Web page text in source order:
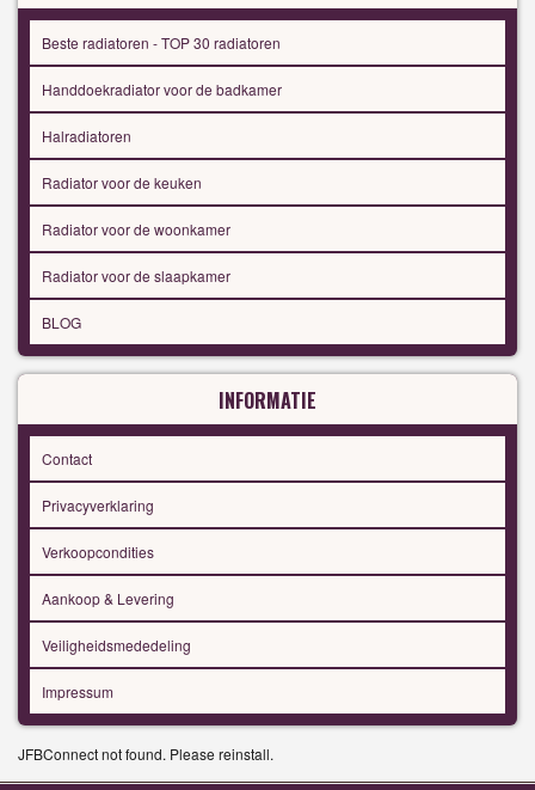
Beste radiatoren - TOP 30 radiatoren
Handdoekradiator voor de badkamer
Halradiatoren
Radiator voor de keuken
Radiator voor de woonkamer
Radiator voor de slaapkamer
BLOG
INFORMATIE
Contact
Privacyverklaring
Verkoopcondities
Aankoop & Levering
Veiligheidsmededeling
Impressum
JFBConnect not found. Please reinstall.